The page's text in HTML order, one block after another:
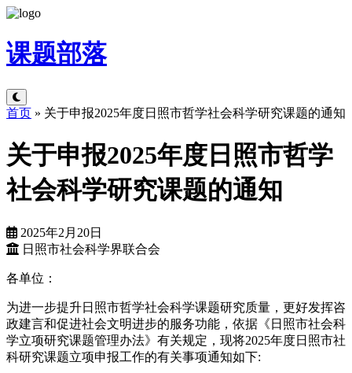
课题部落
首页 » 关于申报2025年度日照市哲学社会科学研究课题的通知
关于申报2025年度日照市哲学
社会科学研究课题的通知
2025年2月20日
日照市社会科学界联合会
各单位：
为进一步提升日照市哲学社会科学课题研究质量，更好发挥咨
政建言和促进社会文明进步的服务功能，依据《日照市社会科
学立项研究课题管理办法》有关规定，现将2025年度日照市社
科研究课题立项申报工作的有关事项通知如下: